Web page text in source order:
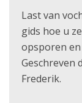
Last van
gids hoe u
opsporen
Geschreven
Frederik.